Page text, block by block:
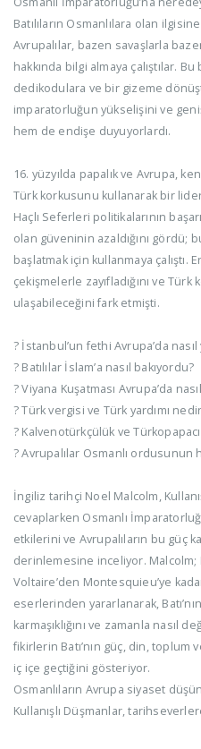
Batılıların Osmanlılara olan
Avrupalılar, bazen savaşlarla
hakkında bilgi almaya çalıştılar.
dedikodulara ve bir gizeme
imparatorluğun yükselişini ve
hem de endişe duyuyorlardı.
16. yüzyılda papalık ve Avrupa,
Türk korkusunu kullanarak bir
Haçlı Seferleri politikalarının
olan güveninin azaldığını gördü;
başlatmak için kullanmaya çalıştı.
çekişmelerle zayıfladığını ve
ulaşabileceğini fark etmişti.
? İstanbul’un fethi Avrupa’da nasıl
? Batılılar İslam’a nasıl bakıyordu?
? Viyana Kuşatması Avrupa’da
? Türk vergisi ve Türk yardımı
? Kalvenotürkçülük ve
? Avrupalılar Osmanlı
İngiliz tarihçi Noel Malcolm,
cevaplarken Osmanlı
etkilerini ve Avrupalıların bu güç
derinlemesine inceliyor. Malcolm;
Voltaire’den Montesquieu’ye
eserlerinden yararlanarak,
karmaşıklığını ve zamanla nasıl
fikirlerin Batı’nın güç, din, toplum
iç içe geçtiğini gösteriyor.
Osmanlıların Avrupa siyaset
Kullanışlı Düşmanlar,